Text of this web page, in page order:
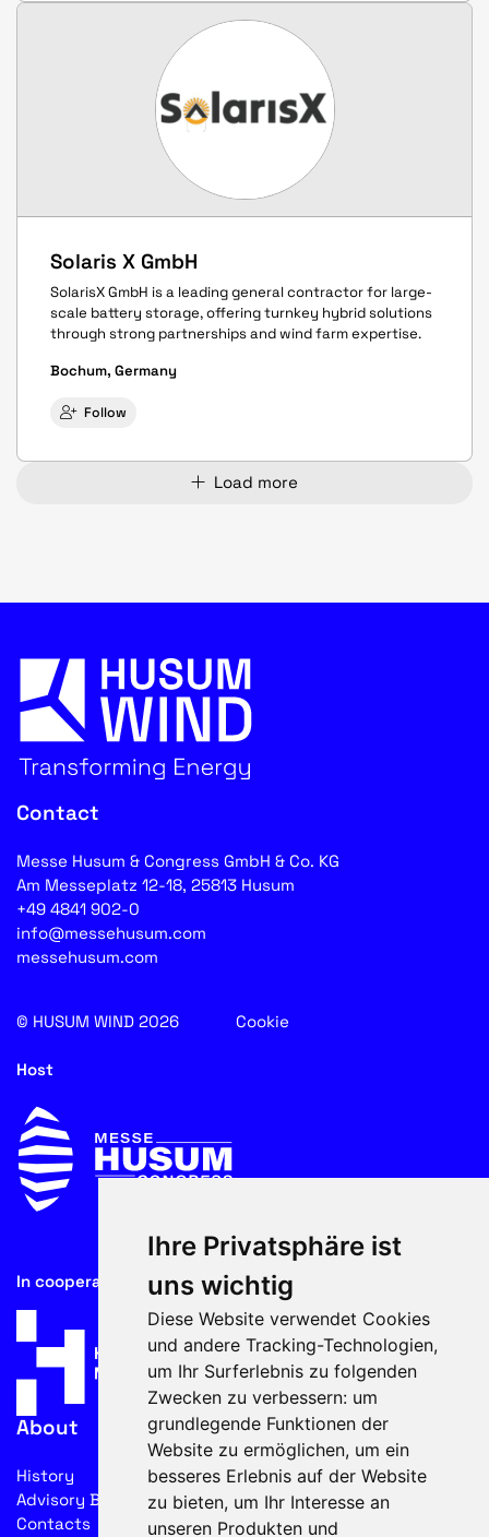
Ihre Privatsphäre ist
uns wichtig
Diese Website verwendet Cookies
und andere Tracking-Technologien,
um Ihr Surferlebnis zu folgenden
Zwecken zu verbessern: um
grundlegende Funktionen der
Website zu ermöglichen, um ein
besseres Erlebnis auf der Website
zu bieten, um Ihr Interesse an
unseren Produkten und
Solaris X GmbH
SolarisX GmbH is a leading general contractor for large-
scale battery storage, offering turnkey hybrid solutions
through strong partnerships and wind farm expertise.
Bochum, Germany
Follow
Load more
Contact
Messe Husum & Congress GmbH & Co. KG
Am Messeplatz 12-18, 25813 Husum
+49 4841 902-0
info@messehusum.com
messehusum.com
© HUSUM WIND 2026 Cookie
Host
In cooperation with
About
History
Advisory Board
Contacts